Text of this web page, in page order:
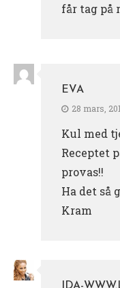
får tag på
EVA
28 mars,
Kul med
Receptet
provas!!
Ha det så
Kram